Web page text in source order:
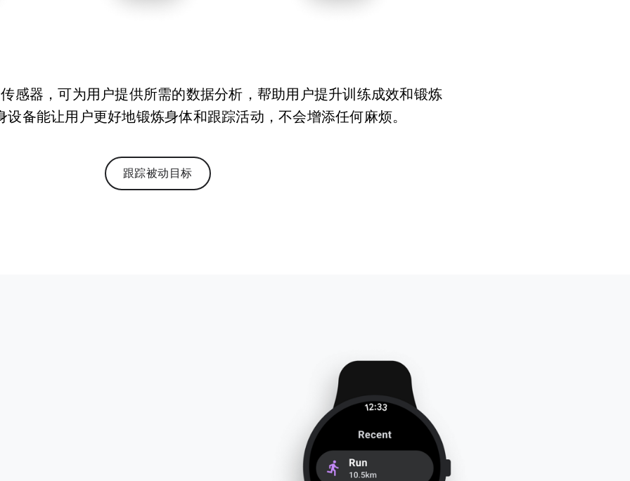
感器，可为用户提供所需的数据分析，帮助用户提升训练成效和锻炼
设备能让用户更好地锻炼身体和跟踪活动，不会增添任何麻烦。
跟踪被动目标